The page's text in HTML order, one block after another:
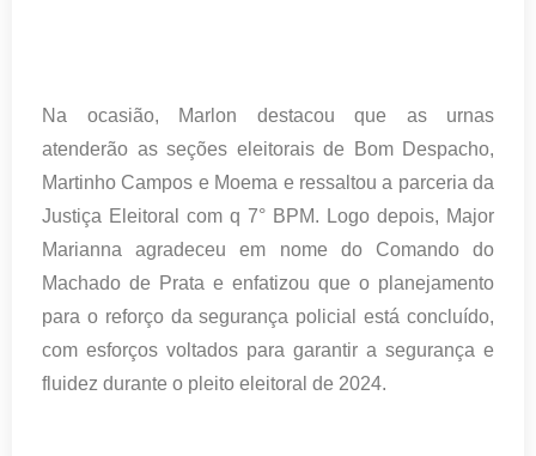
Na ocasião, Marlon destacou que as urnas
atenderão as seções eleitorais de Bom Despacho,
Martinho Campos e Moema e ressaltou a parceria da
Justiça Eleitoral com q 7° BPM. Logo depois, Major
Marianna agradeceu em nome do Comando do
Machado de Prata e enfatizou que o planejamento
para o reforço da segurança policial está concluído,
com esforços voltados para garantir a segurança e
fluidez durante o pleito eleitoral de 2024.